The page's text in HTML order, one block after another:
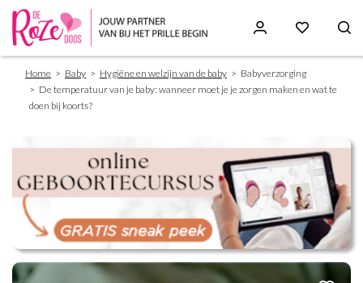
Breadcrumb
Home Baby Hygiëne en welzijn van de baby
Babyverzorging
De temperatuur van je baby: wanneer moet je je zorgen maken en wat te
doen bij koorts?